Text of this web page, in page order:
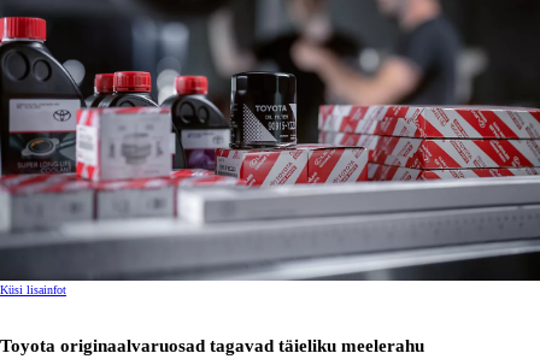
Küsi lisainfot
Toyota originaalvaruosad tagavad täieliku meelerahu